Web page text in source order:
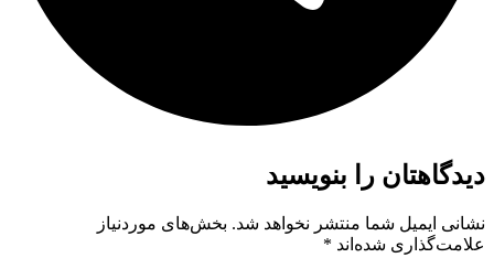
دیدگاهتان را بنویسید
نشانی ایمیل شما منتشر نخواهد شد. بخش‌های موردنیاز
علامت‌گذاری شده‌اند *